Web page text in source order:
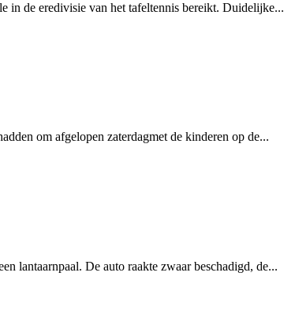
in de eredivisie van het tafeltennis bereikt. Duidelijke...
om afgelopen zaterdagmet de kinderen op de...
lantaarnpaal. De auto raakte zwaar beschadigd, de...